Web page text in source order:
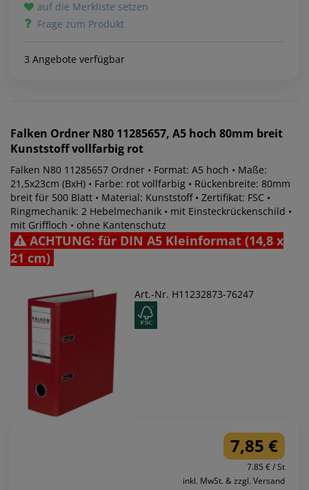
auf die Merkliste setzen
Frage zum Produkt
3 Angebote verfügbar
Falken Ordner N80 11285657, A5 hoch 80mm breit
Kunststoff vollfarbig rot
Falken N80 11285657 Ordner • Format: A5 hoch • Maße:
21,5x23cm (BxH) • Farbe: rot vollfarbig • Rückenbreite: 80mm
breit für 500 Blatt • Material: Kunststoff • Zertifikat: FSC •
Ringmechanik: 2 Hebelmechanik • mit Einsteckrückenschild •
mit Griffloch • ohne Kantenschutz
ACHTUNG: für DIN A5 Kleinformat (14,8 x
21 cm)
Art.-Nr. H11232873-76247
7,85 €
7.85 € / St
inkl. MwSt. & zzgl. Versand